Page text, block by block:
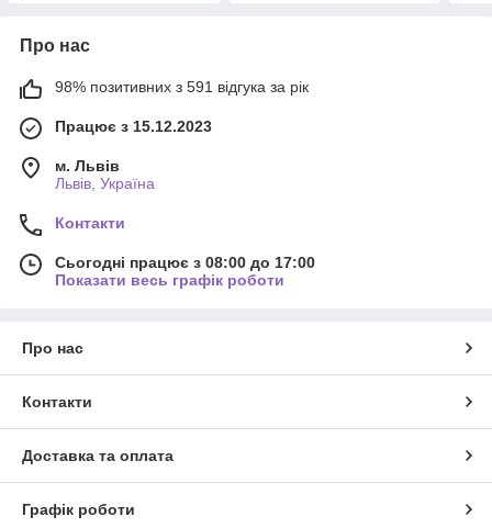
Про нас
98% позитивних з 591 відгука за рік
Працює з 15.12.2023
м. Львів
Львів, Україна
Контакти
Сьогодні працює з 08:00 до 17:00
Показати весь графік роботи
Про нас
Контакти
Доставка та оплата
Графік роботи